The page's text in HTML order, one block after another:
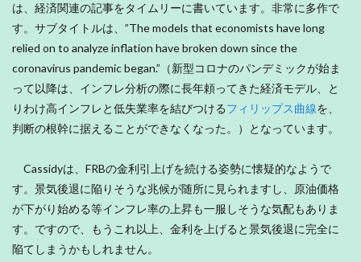
は、経済関連の記事をタイムリーに書いています。非常に多作で
す。サブタイトルは、”The models that economists have long
relied on to analyze inflation have broken down since the
coronavirus pandemic began.”（新型コロナのパンデミックが始ま
って以降は、インフレ分析の際に長年頼ってきた経済モデル、と
りわけ高インフレと低失業率を結びつけるフィリップス曲線を、
判断の根幹に据えることができなくなった。）となっています。
Cassidyは、FRBの金利引上げを続ける姿勢に懐疑的なようで
す。景気後退に陥りそうな兆候が随所に見られますし、原油価格
が下がり始める等インフレ率の上昇も一服しそうな気配もありま
す。ですので、もうこれ以上、金利を上げると景気後退に完全に
陥てしまうかもしれません。